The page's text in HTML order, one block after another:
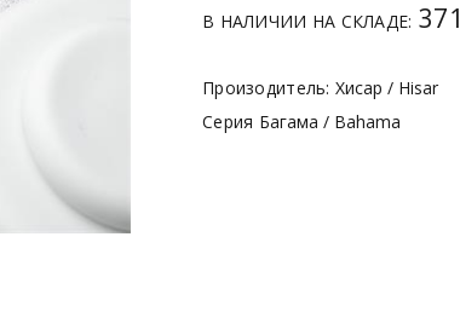
В НАЛИЧИИ НА СКЛАДЕ: 371
Произодитель: Хисар / Hisar
Серия Багама / Bahama